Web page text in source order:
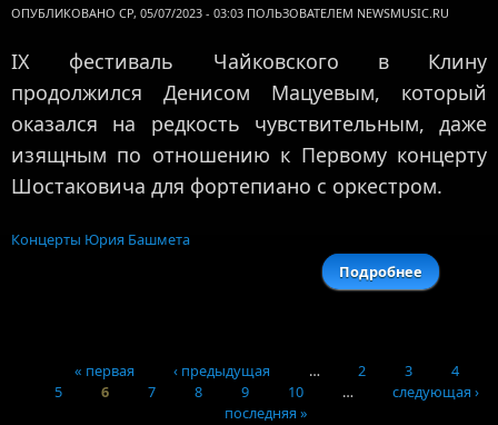
ОПУБЛИКОВАНО СР, 05/07/2023 - 03:03 ПОЛЬЗОВАТЕЛЕМ NEWSMUSIC.RU
IX фестиваль Чайковского в Клину
продолжился Денисом Мацуевым, который
оказался на редкость чувствительным, даже
изящным по отношению к Первому концерту
Шостаковича для фортепиано с оркестром.
Концерты Юрия Башмета
Подробнее
Страницы
« первая ‹ предыдущая … 2 3
4
5
6 7 8 9 10 …
следующая ›
последняя »